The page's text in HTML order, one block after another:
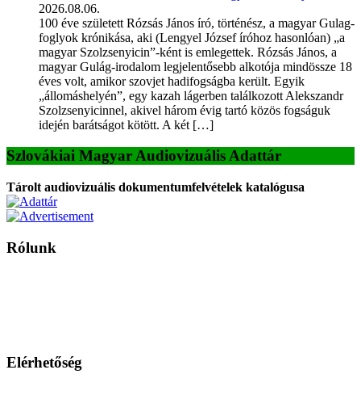
2026.08.06.
100 éve született Rózsás János író, történész, a magyar Gulag-
foglyok krónikása, aki (Lengyel József íróhoz hasonlóan) „a
magyar Szolzsenyicin”-ként is emlegettek. Rózsás János, a
magyar Gulág-irodalom legjelentősebb alkotója mindössze 18
éves volt, amikor szovjet hadifogságba került. Egyik
„állomáshelyén”, egy kazah lágerben találkozott Alekszandr
Szolzsenyicinnel, akivel három évig tartó közös fogságuk
idején barátságot kötött. A két […]
Szlovákiai Magyar Audiovizuális Adattár
Tárolt audiovizuális dokumentumfelvételek katalógusa
Rólunk
Elérhetőség